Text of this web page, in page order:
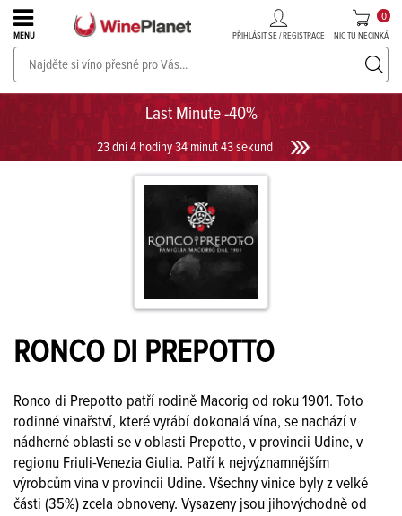
Last Minute -40%
23 dní 4 hodiny 34 minut 42 sekund
MENU PŘIHLÁSIT SE / REGISTRACE NIC TU NECINKÁ
0
PROSECCO v akci až do -30%!UKÁZAT PROSECCO
RONCO DI PREPOTTO
Ronco di Prepotto patří rodině Macorig od roku 1901. Toto
rodinné vinařství, které vyrábí dokonalá vína, se nachází v
nádherné oblasti se v oblasti Prepotto, v provincii Udine, v
regionu Friuli-Venezia Giulia. Patří k nejvýznamnějším
výrobcům vína v provincii Udine. Všechny vinice byly z velké
části (35%) zcela obnoveny. Vysazeny jsou jihovýchodně od